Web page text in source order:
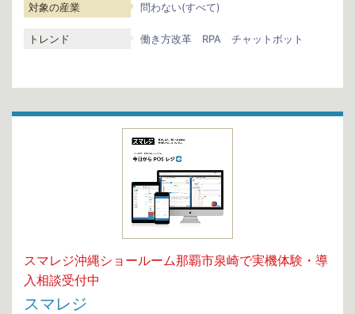
対象の産業 問わない(すべて)
トレンド 働き方改革 RPA チャットボット
スマレジ沖縄ショールーム那覇市泉崎で実機体験・導
入相談受付中
スマレジ